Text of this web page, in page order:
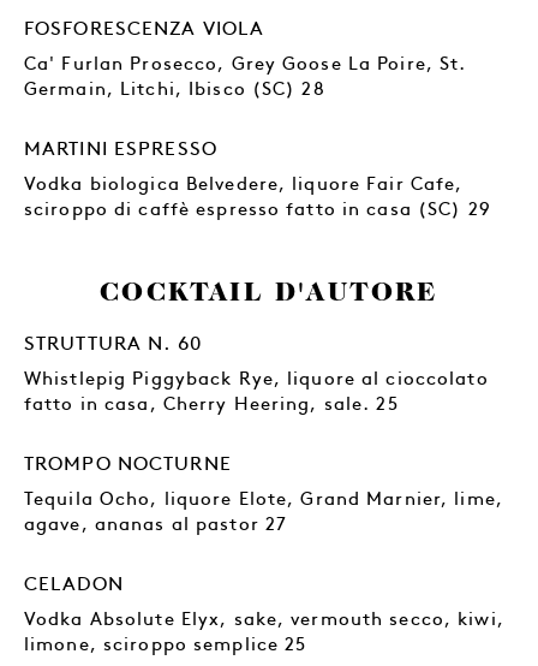
FOSFORESCENZA VIOLA
Ca' Furlan Prosecco, Grey Goose La Poire, St.
Germain, Litchi, Ibisco (SC) 28
MARTINI ESPRESSO
Vodka biologica Belvedere, liquore Fair Cafe,
sciroppo di caffè espresso fatto in casa (SC) 29
COCKTAIL D'AUTORE
STRUTTURA N. 60
Whistlepig Piggyback Rye, liquore al cioccolato
fatto in casa, Cherry Heering, sale. 25
TROMPO NOCTURNE
Tequila Ocho, liquore Elote, Grand Marnier, lime,
agave, ananas al pastor 27
CELADON
Vodka Absolute Elyx, sake, vermouth secco, kiwi,
limone, sciroppo semplice 25